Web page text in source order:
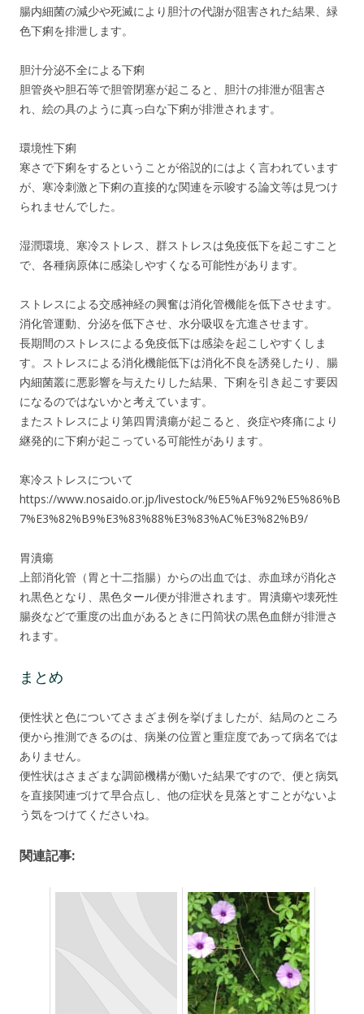
腸内細菌の減少や死滅により胆汁の代謝が阻害された結果、緑
色下痢を排泄します。
胆汁分泌不全による下痢
胆管炎や胆石等で胆管閉塞が起こると、胆汁の排泄が阻害さ
れ、絵の具のように真っ白な下痢が排泄されます。
環境性下痢
寒さで下痢をするということが俗説的にはよく言われています
が、寒冷刺激と下痢の直接的な関連を示唆する論文等は見つけ
られませんでした。
湿潤環境、寒冷ストレス、群ストレスは免疫低下を起こすこと
で、各種病原体に感染しやすくなる可能性があります。
ストレスによる交感神経の興奮は消化管機能を低下させます。
消化管運動、分泌を低下させ、水分吸収を亢進させます。
長期間のストレスによる免疫低下は感染を起こしやすくしま
す。ストレスによる消化機能低下は消化不良を誘発したり、腸
内細菌叢に悪影響を与えたりした結果、下痢を引き起こす要因
になるのではないかと考えています。
またストレスにより第四胃潰瘍が起こると、炎症や疼痛により
継発的に下痢が起こっている可能性があります。
寒冷ストレスについて
https://www.nosaido.or.jp/livestock/%E5%AF%92%E5%86%B
7%E3%82%B9%E3%83%88%E3%83%AC%E3%82%B9/
胃潰瘍
上部消化管（胃と十二指腸）からの出血では、赤血球が消化さ
れ黒色となり、黒色タール便が排泄されます。胃潰瘍や壊死性
腸炎などで重度の出血があるときに円筒状の黒色血餅が排泄さ
れます。
まとめ
便性状と色についてさまざま例を挙げましたが、結局のところ
便から推測できるのは、病巣の位置と重症度であって病名では
ありません。
便性状はさまざまな調節機構が働いた結果ですので、便と病気
を直接関連づけて早合点し、他の症状を見落とすことがないよ
う気をつけてくださいね。
関連記事: